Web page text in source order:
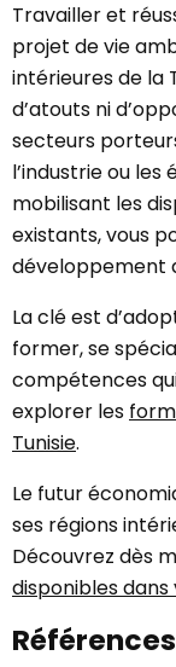
Travailler et
projet de vie
intérieures de la
d’atouts ni
secteurs
l’industrie ou
mobilisant les
existants, vous
développement
La clé est
former, se
compétences
explorer les
Tunisie.
Le futur
ses régions
Découvrez dès
disponibles
Références